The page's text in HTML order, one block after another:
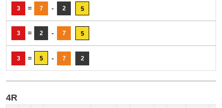
3 = 7 - 2 5
3 = 2 - 7 5
3 = 5 - 7 2
4R